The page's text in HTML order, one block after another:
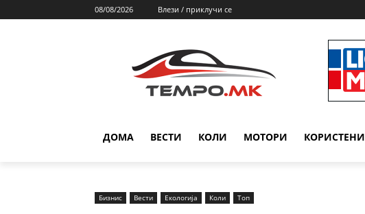
08/08/2026 Влези / приклучи се
ДОМА ВЕСТИ КОЛИ МОТОРИ КОРИСТЕНИ
Бизнис Вести Екологија Коли Топ